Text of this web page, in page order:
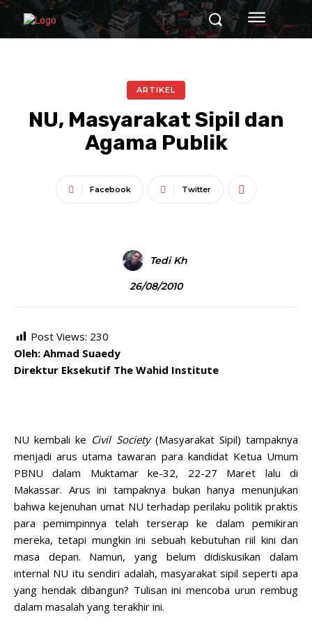
ARTIKEL
NU, Masyarakat Sipil dan
Agama Publik
Facebook Twitter
Tedi Kh
26/08/2010
Post Views: 230
Oleh: Ahmad Suaedy
Direktur Eksekutif The Wahid Institute
NU kembali ke Civil Society(Masyarakat Sipil) tampaknya
menjadi arus utama tawaran para kandidat Ketua Umum
PBNU dalam Muktamar ke-32, 22-27 Maret lalu di
Makassar. Arus ini tampaknya bukan hanya menunjukan
bahwa kejenuhan umat NU terhadap perilaku politik praktis
para pemimpinnya telah terserap ke dalam pemikiran
mereka, tetapi mungkin ini sebuah kebutuhan riil kini dan
masa depan. Namun, yang belum didiskusikan dalam
internal NU itu sendiri adalah, masyarakat sipil seperti apa
yang hendak dibangun? Tulisan ini mencoba urun rembug
dalam masalah yang terakhir ini.